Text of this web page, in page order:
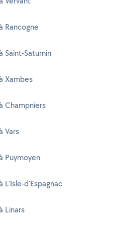
Rancogne
Saint-Saturnin
Xambes
Champniers
Vars
Puymoyen
L'Isle-d'Espagnac
Linars